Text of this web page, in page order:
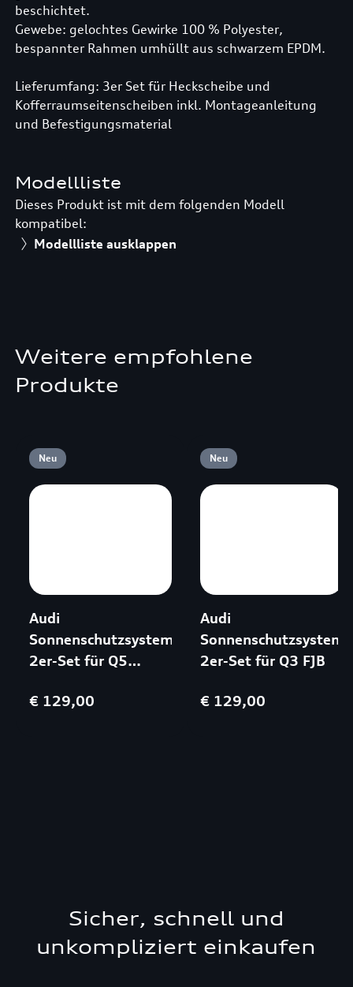
beschichtet.
Gewebe: gelochtes Gewirke 100 % Polyester,
bespannter Rahmen umhüllt aus schwarzem EPDM.
Lieferumfang: 3er Set für Heckscheibe und
Kofferraumseitenscheiben inkl. Montageanleitung
und Befestigungsmaterial
Modellliste
Dieses Produkt ist mit dem folgenden Modell
kompatibel:
Modellliste ausklappen
Weitere empfohlene
Produkte
Neu
Audi
Sonnenschutzsystem,
2er-Set für Q5
€ 129,00
Neu
Audi
Sonnenschutzsystem,
2er-Set für Q3 FJB
€ 129,00
Sicher, schnell und
unkompliziert einkaufen